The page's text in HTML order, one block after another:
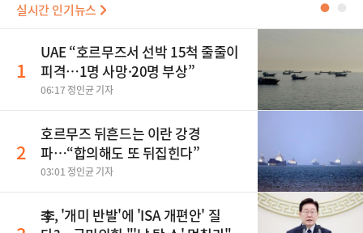
실시간 인기뉴스 ●
1
UAE “호르무즈서 선박 15척 줄줄이
피격…1명 사망·20명 부상”
06:17 정인균 기자
2
호르무즈 뒤흔드는 이란 강경
파…“합의해도 또 뒤집힌다”
03:01 정인균 기자
李, '개미 반발'에 'ISA 개편안' 질